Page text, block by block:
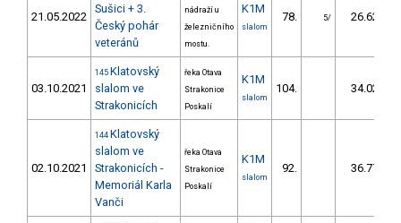
21.05.2022
Sušici + 3.
Český pohár
veteránů
nádraží u
železničního
mostu.
K1M
slalom
78. 5/ 26.62
03.10.2021
145 Klatovský
slalom ve
Strakonicích
řeka Otava
Strakonice
Poskalí
K1M
slalom
104. 34.02
02.10.2021
144 Klatovský
slalom ve
Strakonicích -
Memoriál Karla
Vanči
řeka Otava
Strakonice
Poskalí
K1M
slalom
92. 36.77